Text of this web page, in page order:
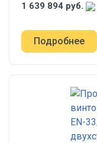
1 639 894 руб.
Подробнее